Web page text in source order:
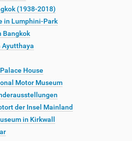
(1938-2018)
in Lumphini-Park
Bangkok
Ayutthaya
House
Motor Museum
der Insel Mainland
in Kirkwall